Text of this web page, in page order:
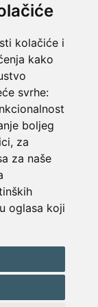
kolačiće i
kako
svrhe:
boljeg
, za
za naše
oglasa koji
kitchen